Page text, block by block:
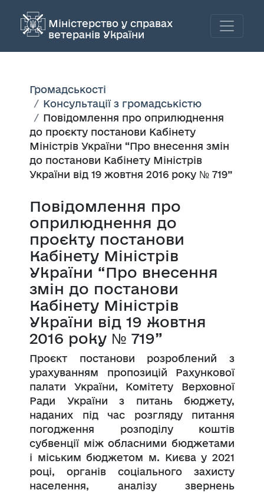
Міністерство у справах
ветеранів України
Громадськості
Консультації з громадськістю
Повідомлення про оприлюднення
до проєкту постанови Кабінету
Міністрів України “Про внесення змін
до постанови Кабінету Міністрів
України від 19 жовтня 2016 року № 719”
Повідомлення про
оприлюднення до
проєкту постанови
Кабінету Міністрів
України “Про внесення
змін до постанови
Кабінету Міністрів
України від 19 жовтня
2016 року № 719”
Проєкт постанови розроблений з
урахуванням пропозицій Рахункової
палати України, Комітету Верховної
Ради України з питань бюджету,
наданих під час розгляду питання
погодження розподілу коштів
субвенції між обласними бюджетами
і міським бюджетом м. Києва у 2021
році, органів соціального захисту
населення, аналізу звернень